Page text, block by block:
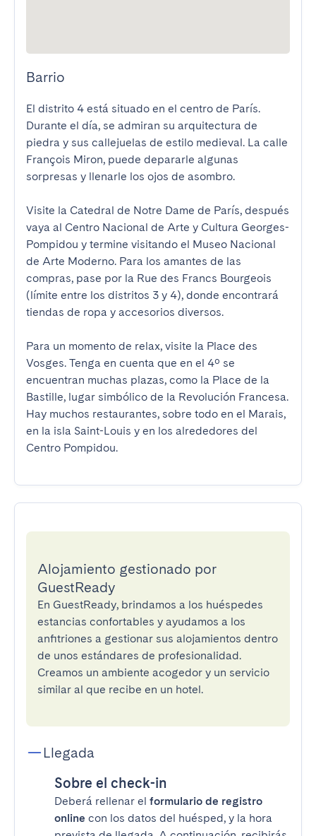
Barrio
El distrito 4 está situado en el centro de París.
Durante el día, se admiran su arquitectura de
piedra y sus callejuelas de estilo medieval. La calle
François Miron, puede depararle algunas
sorpresas y llenarle los ojos de asombro.
Visite la Catedral de Notre Dame de París, después
vaya al Centro Nacional de Arte y Cultura Georges-
Pompidou y termine visitando el Museo Nacional
de Arte Moderno. Para los amantes de las
compras, pase por la Rue des Francs Bourgeois
(límite entre los distritos 3 y 4), donde encontrará
tiendas de ropa y accesorios diversos.
Para un momento de relax, visite la Place des
Vosges. Tenga en cuenta que en el 4º se
encuentran muchas plazas, como la Place de la
Bastille, lugar simbólico de la Revolución Francesa.
Hay muchos restaurantes, sobre todo en el Marais,
en la isla Saint-Louis y en los alrededores del
Centro Pompidou.
Alojamiento gestionado por
GuestReady
En GuestReady, brindamos a los huéspedes
estancias confortables y ayudamos a los
anfitriones a gestionar sus alojamientos dentro
de unos estándares de profesionalidad.
Creamos un ambiente acogedor y un servicio
similar al que recibe en un hotel.
Llegada
Sobre el check-in
Deberá rellenar el formulario de registro
online con los datos del huésped, y la hora